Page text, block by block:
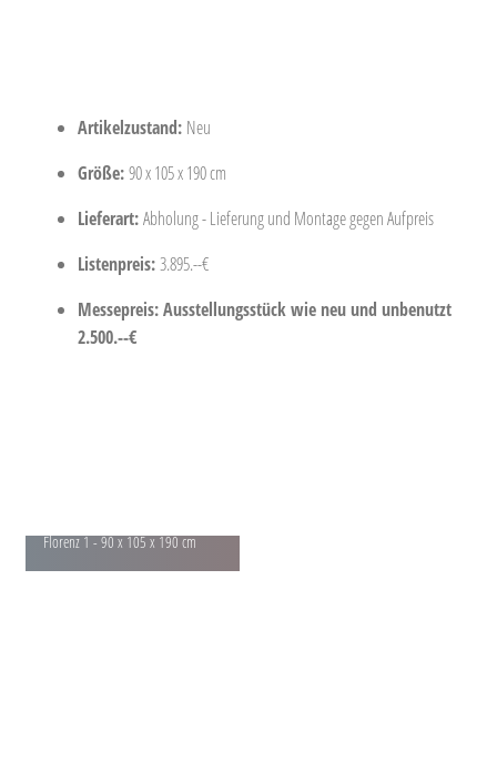
Artikelzustand: Neu
Größe:90 x 105 x 190 cm
Lieferart:Abholung - Lieferung und Montage gegen Aufpreis
Listenpreis:3.895.--€
Messepreis: Ausstellungsstück wie neu und unbenutzt
2.500.--€
Florenz 1 - 90 x 105 x 190 cm